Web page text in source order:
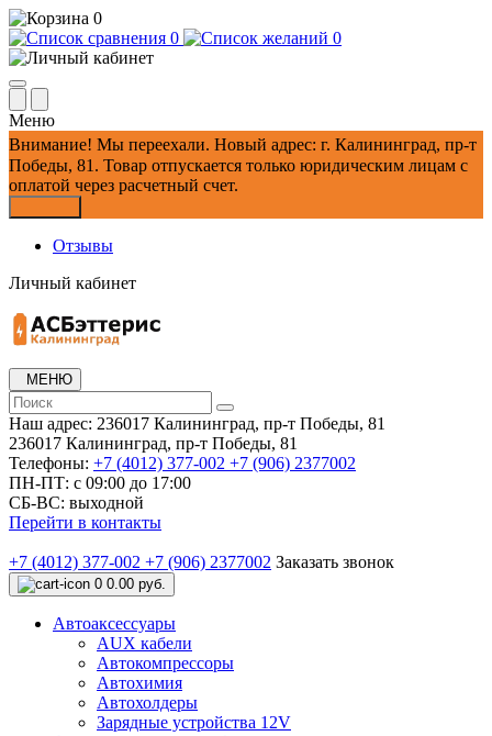
0
0
0
Меню
Внимание! Мы переехали. Новый адрес: г. Калининград, пр-т
Победы, 81. Товар отпускается только юридическим лицам с
оплатой через расчетный счет.
Отзывы
Личный кабинет
МЕНЮ
Наш адрес: 236017 Калининград,​ пр-т Победы, 81
236017 Калининград,​ пр-т Победы, 81
Телефоны: +7 (4012) 377-002 +7 (906) 2377002
ПН-ПТ: с 09:00 до 17:00
СБ-ВС: выходной
Перейти в контакты
+7 (4012) 377-002 +7 (906) 2377002 Заказать звонок
0 0.00 руб.
Автоаксессуары
AUX кабели
Автокомпрессоры
Автохимия
Автохолдеры
Зарядные устройства 12V